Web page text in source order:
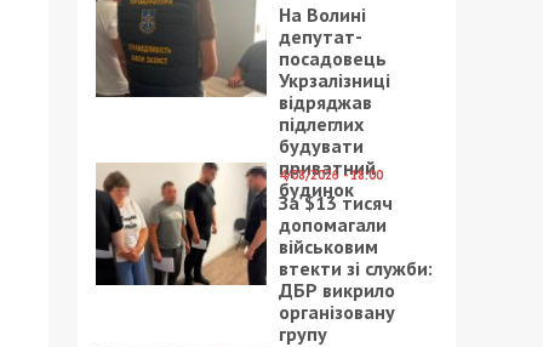
На Волині
депутат-
посадовець
Укрзалізниці
відряджав
підлеглих
будувати
приватний
будинок
4/08/2026 - 18:00
За $13 тисяч
допомагали
військовим
втекти зі служби:
ДБР викрило
організовану
групу